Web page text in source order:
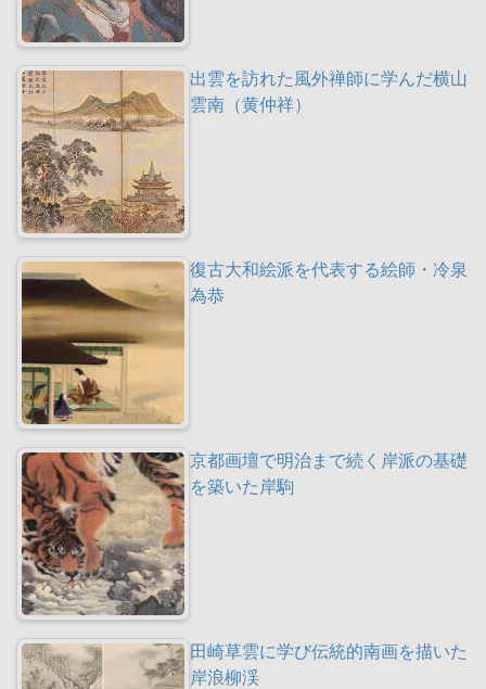
出雲を訪れた風外禅師に学んだ横山
雲南（黄仲祥）
復古大和絵派を代表する絵師・冷泉
為恭
京都画壇で明治まで続く岸派の基礎
を築いた岸駒
田崎草雲に学び伝統的南画を描いた
岸浪柳渓